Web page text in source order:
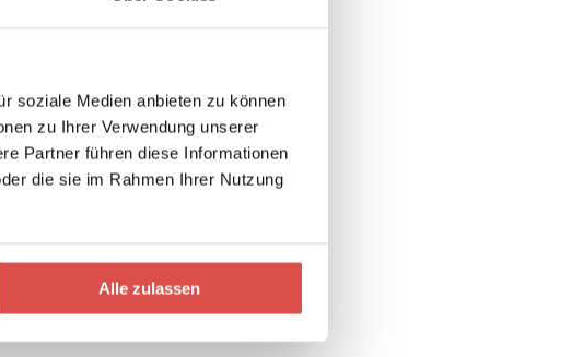
soziale Medien anbieten zu können
zu Ihrer Verwendung unserer
Partner führen diese Informationen
die sie im Rahmen Ihrer Nutzung
Alle zulassen